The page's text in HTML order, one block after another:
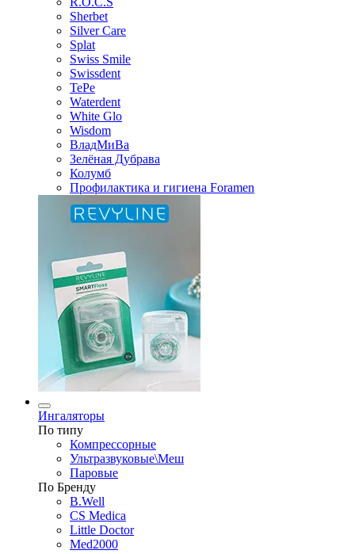
Sherbet
Silver Care
Splat
Swiss Smile
Swissdent
TePe
Waterdent
White Glo
Wisdom
ВладМиВа
Зелёная Дубрава
Колумб
Профилактика и гигиена Foramen
Ингаляторы
По типу
Компрессорные
Ультразвуковые\Меш
Паровые
По Бренду
B.Well
CS Medica
Little Doctor
Med2000